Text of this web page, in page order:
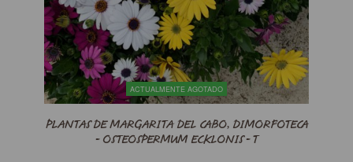
ACTUALMENTE AGOTADO
PLANTAS DE MARGARITA DEL CABO, DIMORFOTECA
- OSTEOSPERMUM ECKLONIS - T